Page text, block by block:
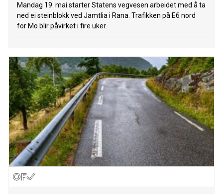
Mandag 19. mai starter Statens vegvesen arbeidet med å ta
ned ei steinblokk ved Jamtlia i Rana. Trafikken på E6 nord
for Mo blir påvirket i fire uker.